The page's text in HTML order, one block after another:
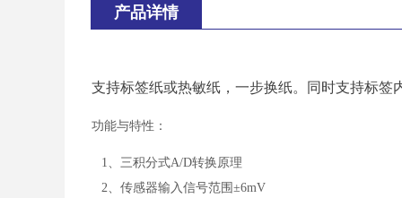
产品详情
支持标签纸或热敏纸，一步换纸。同时支持标签
功能与特性：
1、三积分式A/D转换原理
2、传感器输入信号范围±6mV